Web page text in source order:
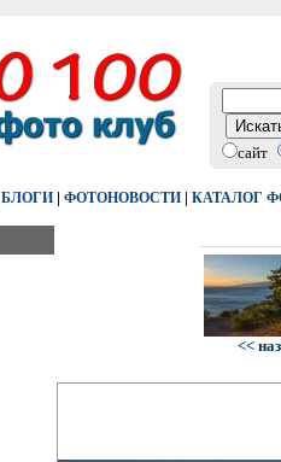
сайт
БЛОГИ | ФОТОНОВОСТИ | КАТАЛОГ
<<